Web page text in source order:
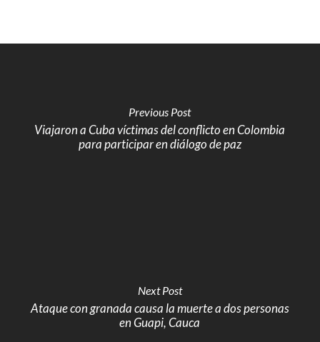
Previous Post
Viajaron a Cuba víctimas del conflicto en Colombia
para participar en diálogo de paz
Next Post
Ataque con granada causa la muerte a dos personas
en Guapi, Cauca